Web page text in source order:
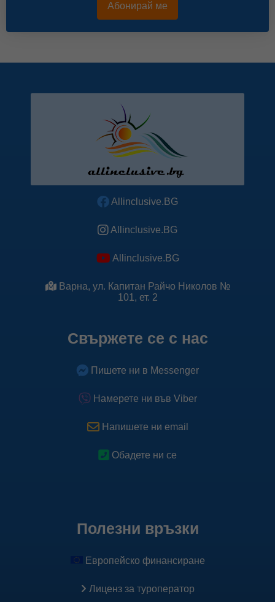
Абонирай ме
Allinclusive.BG
Allinclusive.BG
Allinclusive.BG
Варна, ул. Капитан Райчо Николов №
101, ет. 2
Свържете се с нас
Пишете ни в Messenger
Намерете ни във Viber
Напишете ни email
Обадете ни се
Полезни връзки
Европейско финансиране
Лиценз за туроператор